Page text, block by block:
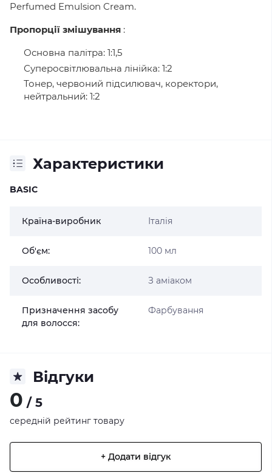
Perfumed Emulsion Cream.
Пропорції змішування :
Основна палітра: 1:1,5
Суперосвітлювальна лінійка: 1:2
Тонер, червоний підсилювач, коректори,
нейтральний: 1:2
Характеристики
BASIC
Країна-виробник Італія
Об'єм: 100 мл
Особливості: З аміаком
Призначення засобу
для волосся:
Фарбування
Відгуки
0 / 5
середній рейтинг товару
+ Додати відгук